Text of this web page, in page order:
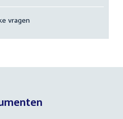
vragen